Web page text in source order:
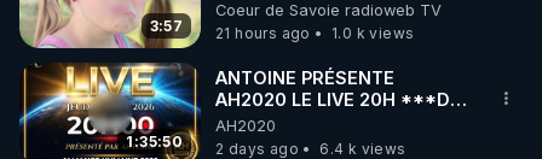
3:57
Coeur de Savoie radioweb TV
21 hours ago
1.0 k views
1:35:50
ANTOINE PRÉSENTE
AH2020 LE LIVE 20H ***DU
06/08/2026***
AH2020
2 days ago
6.4 k views